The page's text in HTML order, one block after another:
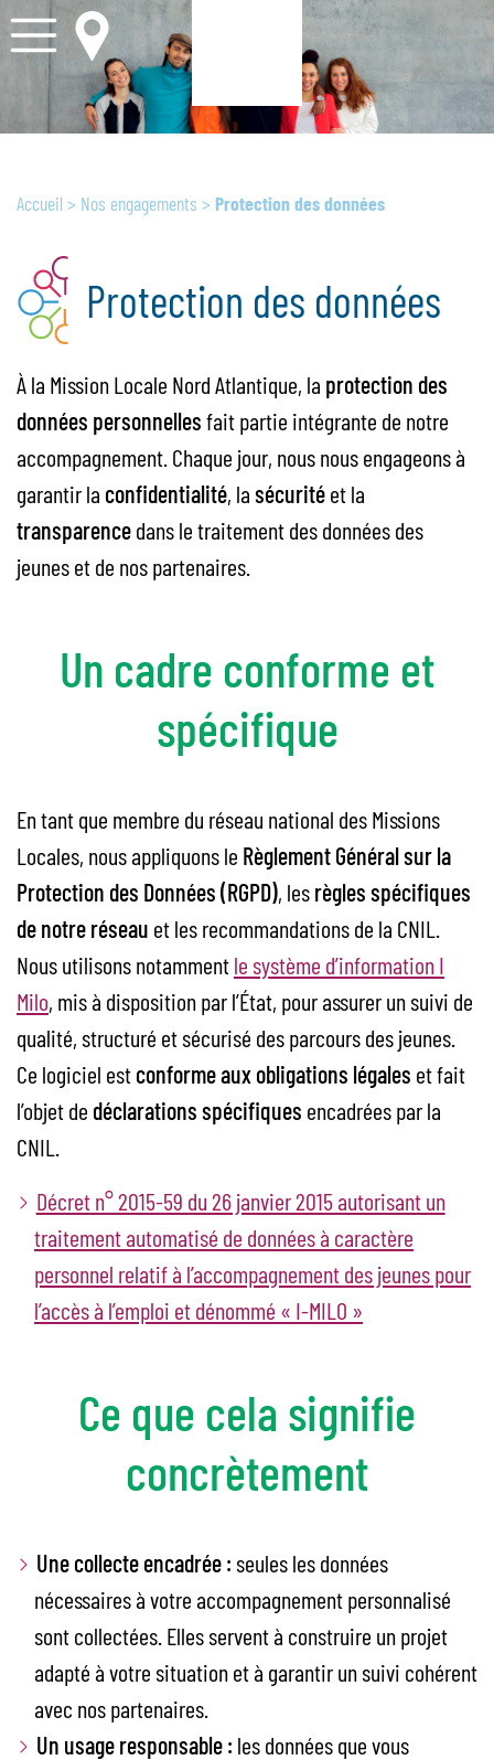
Accueil > Nos engagements > Protection des données
Protection des données
À la Mission Locale Nord Atlantique, la protection des
données personnellesfait partie intégrante de notre
accompagnement. Chaque jour, nous nous engageons à
garantir la confidentialité, lasécuritéet la
transparencedans le traitement des données des
jeunes et de nos partenaires.
Un cadre conforme et
spécifique
En tant que membre du réseau national des Missions
Locales, nous appliquons le Règlement Général sur la
Protection des Données (RGPD), lesrègles spécifiques
de notre réseau et les recommandations de la CNIL.
Nous utilisons notammentle système d’information I
Milo, mis à disposition par l’État, pour assurer un suivi de
qualité, structuré et sécurisé des parcours des jeunes.
Ce logiciel estconforme aux obligations légales et fait
l’objet de déclarations spécifiques encadrées par la
CNIL.
Décret n° 2015-59 du 26 janvier 2015 autorisant un
traitement automatisé de données à caractère
personnel relatif à l’accompagnement des jeunes pour
l’accès à l’emploi et dénommé « I-MILO »
Ce que cela signifie
concrètement
Une collecte encadrée : seules les données
nécessaires à votre accompagnement personnalisé
sont collectées. Elles servent à construire un projet
adapté à votre situation et à garantir un suivi cohérent
avec nos partenaires.
Un usage responsable : les données que vous